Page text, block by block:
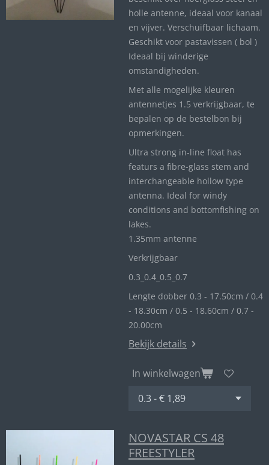
holle antenne, ideaal voor kanaal
en vijver. Verschuifbaar lichaam.
Geschikt voor pastavissen ( bol )
Ideaal bij winderige
omstandigheden.
Met alle mogelijke kleuren
antennetjes 1.5 verkrijgbaar, te
bepalen op de bestelbon bij
opmerkingen.
Ultra strong in-line float has
featurs a fibre-glass stem and
interchangeable hollow type
antenna. Ideal for windy
conditions and bottomfishing on
lakes.
1.35mm antenne
Verkrijgbaar
0.3_ 0.4_ 0.5_0.7
Lengte dobber 0.3 - 17.50cm / 0.4
- 18.30cm / 0.5 - 18.60cm / 0.7 -
20.00cm
Bekijk details
In winkelwagen
NOVASTAR CS 48
FREESTYLER